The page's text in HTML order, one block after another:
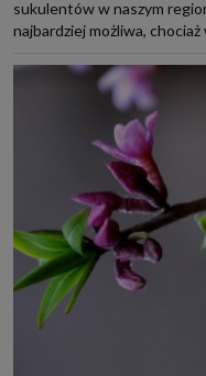
sukulentów w naszym
najbardziej możliwa, chociaż